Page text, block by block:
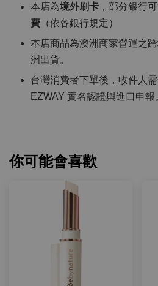
本店為境外刷卡 ，部分銀行
費 （依各銀行規定）
本店商品為澳洲商家營運之
洲出貨。
台灣消費者下單後，收件人
EZWAY 實名認證與進口申報
你可能會喜歡